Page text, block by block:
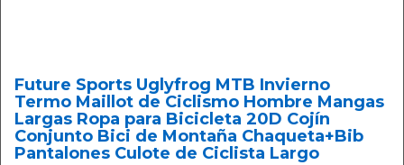
Future Sports Uglyfrog MTB Invierno
Termo Maillot de Ciclismo Hombre Mangas
Largas Ropa para Bicicleta 20D Cojín
Conjunto Bici de Montaña Chaqueta+Bib
Pantalones Culote de Ciclista Largo